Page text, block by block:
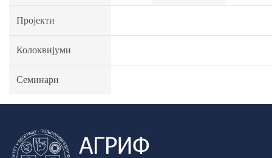
Пројекти
Колоквијуми
Семинари